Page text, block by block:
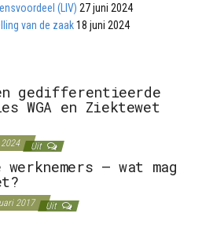
(LIV) 27 juni 2024
van de zaak18 juni 2024
en gedifferentieerde
WGA en Ziektewet
Uit
werknemers – wat mag
2017 Uit